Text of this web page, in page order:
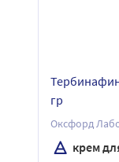
гр
Оксфорд
крем